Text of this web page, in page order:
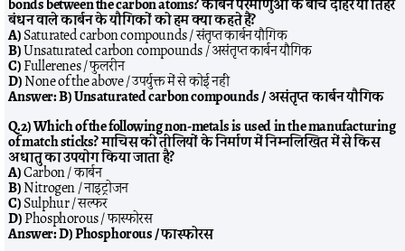
बंधन वाले कार्बन के यौगिकों को हम क्या कहते हैं?
A)Saturated carbon compounds / संतृप्त कार्बन यौगिक
B)Unsaturated carbon compounds / असंतृप्त कार्बन यौगिक
C)Fullerenes / फुलरीन
D)None of the above / उपर्युक्त में से कोई नहीं
Answer:B) Unsaturated carbon compounds / असंतृप्त कार्बन यौगिक
Q.2) Which of the following non-metals is used in the manufacturing
of match sticks? माचिस की तीलियों के निर्माण में निम्नलिखित में से किस
अधातु का उपयोग किया जाता है?
A)Carbon / कार्बन
B)Nitrogen / नाइट्रोजन
C)Sulphur / सल्फर
D)Phosphorous / फास्फोरस
Answer:D) Phosphorous / फास्फोरस